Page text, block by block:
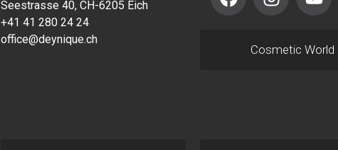
Seestrasse 40, CH-6205 Eich
+41 41 280 24 24
office@deynique.ch
Cosmetic World